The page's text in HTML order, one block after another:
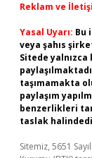
Reklam ve
Yasal Uyarı: Bu
veya şahıs
Sitede yalnızca
taşımamakta
paylaşım
benzerlikleri
taslak
Sitemiz, 5651